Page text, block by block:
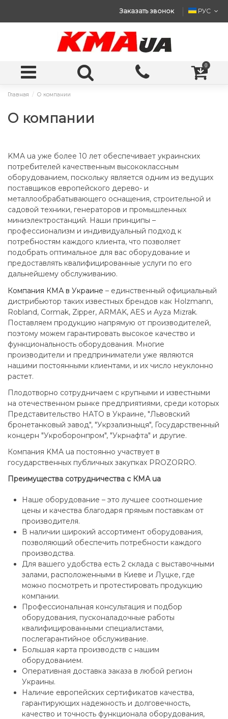
Заказать звонок РУС
0
Главная О компании
О компании
KMA ua уже более 10 лет обеспечивает украинских
потребителей качественным высококлассным
оборудованием, поскольку является одним из ведущих
поставщиков европейского дерево- и
металлообрабатывающего оснащения, строительной и
садовой техники, генераторов и промышленных
миниэлектростанций. Наши принципы –
профессионализм и индивидуальный подход к
потребностям каждого клиента, что позволяет
подобрать оптимальное для вас оборудование и
предоставлять квалифицированные услуги по его
дальнейшему обслуживанию.
Компания КМА в Украине – единственный официальный
дистрибьютор таких известных брендов как Holzmann,
Robland, Cormak, Zipper, ARMAK, AES и Ayza Mizrak.
Поставляем продукцию напрямую от производителей,
поэтому можем гарантировать высокое качество и
функциональность оборудования. Многие
производители и предприниматели уже являются
нашими постоянными клиентами, и их число неуклонно
растет.
Плодотворно сотрудничаем с крупными и известными
на отечественном рынке предприятиями, среди которых
Представительство НАТО в Украине, "Львовский
бронетанковый завод", "Укрзализныця", Государственный
концерн "Укроборонпром", "Укрнафта" и другие.
Компания KMA ua постоянно участвует в
государственных публичных закупках PROZORRO.
Преимущества сотрудничества с КМА ua
Наше оборудование – это лучшее соотношение
цены и качества благодаря прямым поставкам от
производителя.
В наличии широкий ассортимент оборудования,
позволяющий обеспечить потребности каждого
производства.
Для вашего удобства есть 2 склада с выставочными
залами, расположенными в Киеве и Луцке, где
можно посмотреть и протестировать продукцию
компании.
Профессиональная консультация и подбор
оборудования, пусконаладочные работы
квалифицированными специалистами,
послегарантийное обслуживание.
Большая карта производств с нашим
оборудованием.
Оперативная доставка заказа в любой регион
Украины.
Наличие европейских сертификатов качества,
гарантирующих надежность и долговечность,
качество и точность функционала оборудования,